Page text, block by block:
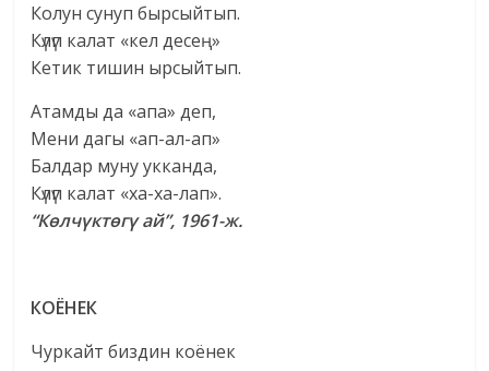
Колун сунуп бырсыйтып.
Күлүп калат «кел десең»
Кетик тишин ырсыйтып.
Атамды да «апа» деп,
Мени дагы «ап-ал-ап»
Балдар муну укканда,
Күлүп калат «ха-ха-лап».
“Көлчүктөгү ай”, 1961-ж.
КОЁНЕК
Чуркайт биздин коёнек